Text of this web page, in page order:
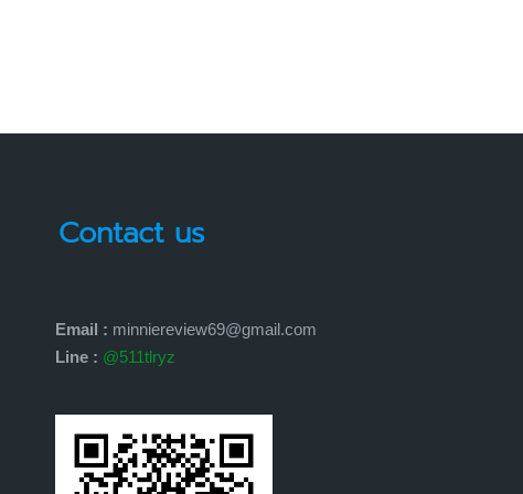
Contact us
Email : minniereview69@gmail.com
Line : @511tlryz